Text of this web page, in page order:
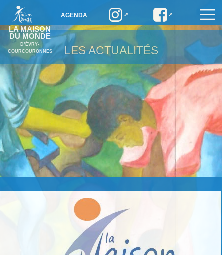
LA MAISON
DU MONDE
D’ÉVRY-
COURCOURONNES
AGENDA
LES ACTUALITÉS